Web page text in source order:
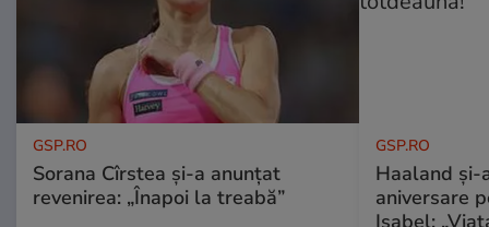
GSP.RO
Sorana Cîrstea și-a anunțat
revenirea: „Înapoi la treabă”
GSP.RO
Haaland
aniversare
Isabel: